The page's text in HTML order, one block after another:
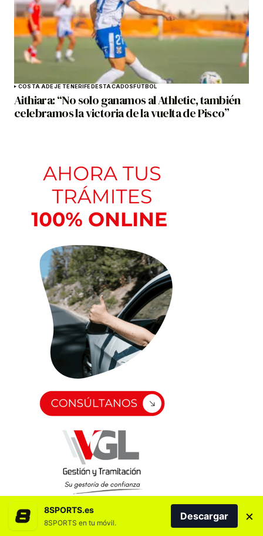
COSTA ADEJE TENERIFEDESTACADOSFÚTBOL
Aithiara: “No solo ganamos al Athletic, también
celebramos la victoria de la vuelta de Pisco”
8SPORTS.es
8SPORTS en tu móvil.
Descargar ×